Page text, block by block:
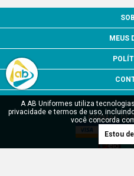
A AB Uniformes utiliza
privacidade e termos de uso,
você concorda
Estou